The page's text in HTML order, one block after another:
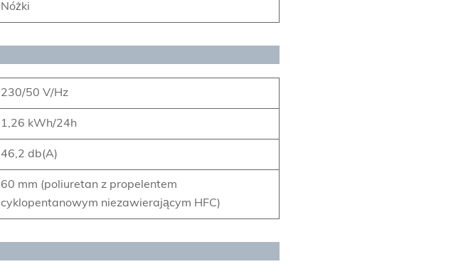
Nóżki
230/50 V/Hz
1,26 kWh/24h
46,2 db(A)
60 mm (poliuretan z propelentem
cyklopentanowym niezawierającym HFC)